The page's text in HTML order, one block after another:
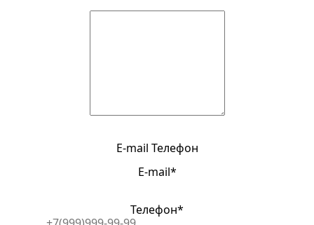
E-mail Телефон
E-mail*
Телефон*